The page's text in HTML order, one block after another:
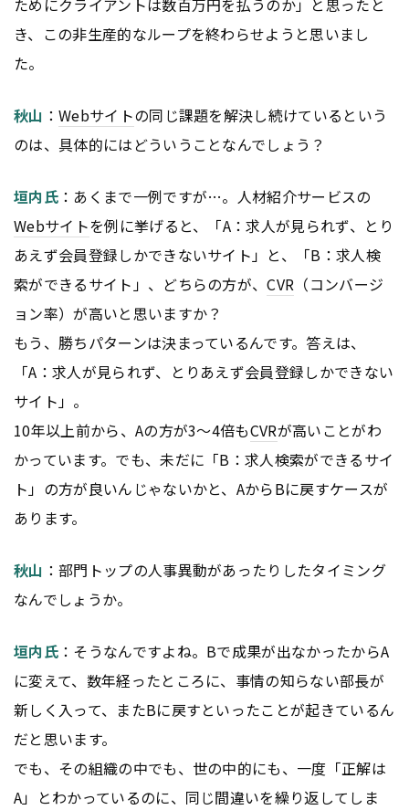
ためにクライアントは数百万円を払うのか」と思ったと
き、この非生産的なループを終わらせようと思いまし
た。
秋山 ： Webサイトの同じ課題を解決し続けているという
のは、具体的にはどういうことなんでしょう？
垣内氏：あくまで一例ですが…。人材紹介サービスの
Webサイトを例に挙げると、「A：求人が見られず、とり
あえず会員登録しかできないサイト」と、「B：求人検
索ができるサイト」、どちらの方が、CVR （コンバージ
ョン率）が高いと思いますか？
もう、勝ちパターンは決まっているんです。答えは、
「A：求人が見られず、とりあえず会員登録しかできない
サイト」。
10年以上前から、Aの方が3～4倍もCVRが高いことがわ
かっています。でも、未だに「B：求人検索ができるサイ
ト」の方が良いんじゃないかと、AからBに戻すケースが
あります。
秋山 ：部門トップの人事異動があったりしたタイミング
なんでしょうか。
垣内氏：そうなんですよね。Bで成果が出なかったからA
に変えて、数年経ったところに、事情の知らない部長が
新しく入って、またBに戻すといったことが起きているん
だと思います。
でも、その組織の中でも、世の中的にも、一度「正解は
A」とわかっているのに、同じ間違いを繰り返してしま